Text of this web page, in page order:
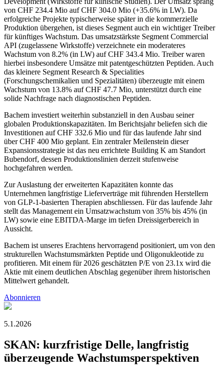
von CHF 234.4 Mio auf CHF 304.0 Mio (+35.6% in LW). Da
erfolgreiche Projekte typischerweise später in die kommerzielle
Produktion übergehen, ist dieses Segment auch ein wichtiger Treiber
für künftiges Wachstum. Das umsatzstärkste Segment Commercial
API (zugelassene Wirkstoffe) verzeichnete ein moderateres
Wachstum von 8.2% (in LW) auf CHF 343.4 Mio. Treiber waren
hierbei insbesondere Umsätze mit patentgeschützten Peptiden. Auch
das kleinere Segment Research & Specialities
(Forschungschemikalien und Spezialitäten) überzeugte mit einem
Wachstum von 13.8% auf CHF 47.7 Mio, unterstützt durch eine
solide Nachfrage nach diagnostischen Peptiden.
Bachem investiert weiterhin substanziell in den Ausbau seiner
globalen Produktionskapazitäten. Im Berichtsjahr beliefen sich die
Investitionen auf CHF 332.6 Mio und für das laufende Jahr sind
über CHF 400 Mio geplant. Ein zentraler Meilenstein dieser
Expansionsstrategie ist das neu errichtete Building K am Standort
Bubendorf, dessen Produktionslinien derzeit stufenweise
hochgefahren werden.
Zur Auslastung der erweiterten Kapazitäten konnte das
Unternehmen langfristige Lieferverträge mit führenden Herstellern
von GLP-1-basierten Therapien abschliessen. Für das laufende Jahr
stellt das Management ein Umsatzwachstum von 35% bis 45% (in
LW) sowie eine EBITDA-Marge im tiefen Dreissigerbereich in
Aussicht.
Bachem ist unseres Erachtens hervorragend positioniert, um von den
strukturellen Wachstumsmärkten Peptide und Oligonukleotide zu
profitieren. Mit einem für 2026 geschätzten P/E von 23.1x wird die
Aktie mit einem deutlichen Abschlag gegenüber ihrem historischen
Mittelwert gehandelt.
Abonnieren
5.1.2026
SKAN: kurzfristige Delle, langfristig
überzeugende Wachstumsperspektiven